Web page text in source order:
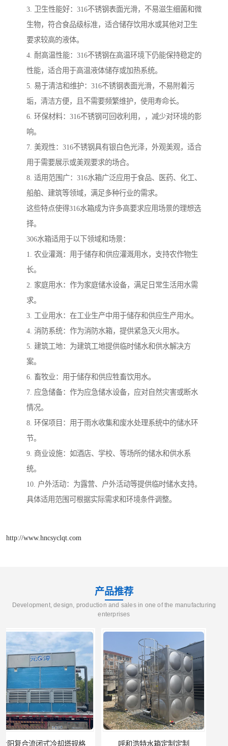
3. 卫生性能好：316不锈钢表面光滑，不易滋生细菌和微
生物，符合食品级标准，适合储存饮用水或其他对卫生
要求较高的液体。
4. 耐高温性能：316不锈钢在高温环境下仍能保持稳定的
性能，适合用于高温液体储存或加热系统。
5. 易于清洁和维护：316不锈钢表面光滑，不易附着污
垢，清洁方便，且不需要频繁维护，使用寿命长。
6. 环保材料：316不锈钢可回收利用，，减少对环境的影
响。
7. 美观性：316不锈钢具有银白色光泽，外观美观，适合
用于需要展示或美观要求的场合。
8. 适用范围广：316水箱广泛应用于食品、医药、化工、
船舶、建筑等领域，满足多种行业的需求。
这些特点使得316水箱成为许多高要求应用场景的理想选
择。
306水箱适用于以下领域和场景：
1. 农业灌溉：用于储存和供应灌溉用水，支持农作物生
长。
2. 家庭用水：作为家庭储水设备，满足日常生活用水需
求。
3. 工业用水：在工业生产中用于储存和供应生产用水。
4. 消防系统：作为消防水箱，提供紧急灭火用水。
5. 建筑工地：为建筑工地提供临时储水和供水解决方
案。
6. 畜牧业：用于储存和供应牲畜饮用水。
7. 应急储备：作为应急储水设备，应对自然灾害或断水
情况。
8. 环保项目：用于雨水收集和废水处理系统中的储水环
节。
9. 商业设施：如酒店、学校、等场所的储水和供水系
统。
10. 户外活动：为露营、户外活动等提供临时储水支持。
具体适用范围可根据实际需求和环境条件调整。
http://www.hncsyclqt.com
产品推荐
Development, design, production and sales in one of the manufacturing
enterprises
呼和浩特水箱定制定制 电厂冷却塔